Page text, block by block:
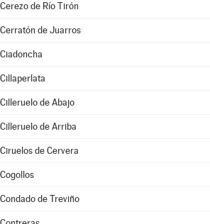
Cerezo de Río Tirón
Cerratón de Juarros
Ciadoncha
Cillaperlata
Cilleruelo de Abajo
Cilleruelo de Arriba
Ciruelos de Cervera
Cogollos
Condado de Treviño